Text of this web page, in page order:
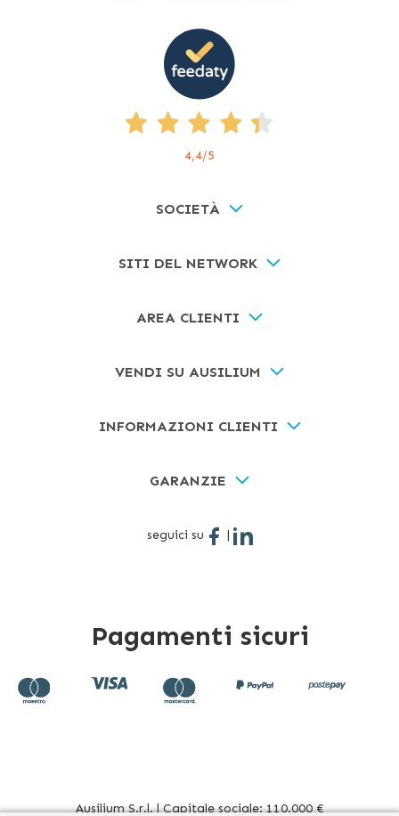
4,4/5
SOCIETÀ
SITI DEL NETWORK
AREA CLIENTI
VENDI SU AUSILIUM
INFORMAZIONI CLIENTI
GARANZIE
seguici su |
Pagamenti sicuri
Ausilium S.r.l. | Capitale sociale: 110.000 €